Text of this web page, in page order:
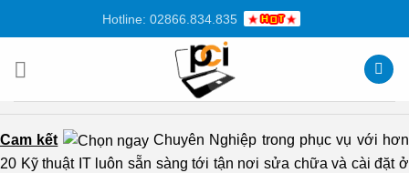
dung
Hotline: 02866.834.835
Cam kết
Chuyên Nghiệp trong phục vụ với hơn
20 Kỹ thuật IT luôn sẵn sàng tới tận nơi sửa chữa và cài đặt ở